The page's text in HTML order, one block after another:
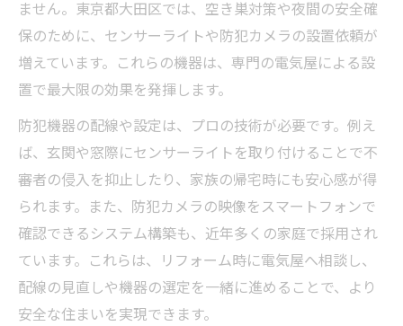
ません。東京都大田区では、空き巣対策や夜間の安全確
保のために、センサーライトや防犯カメラの設置依頼が
増えています。これらの機器は、専門の電気屋による設
置で最大限の効果を発揮します。
防犯機器の配線や設定は、プロの技術が必要です。例え
ば、玄関や窓際にセンサーライトを取り付けることで不
審者の侵入を抑止したり、家族の帰宅時にも安心感が得
られます。また、防犯カメラの映像をスマートフォンで
確認できるシステム構築も、近年多くの家庭で採用され
ています。これらは、リフォーム時に電気屋へ相談し、
配線の見直しや機器の選定を一緒に進めることで、より
安全な住まいを実現できます。